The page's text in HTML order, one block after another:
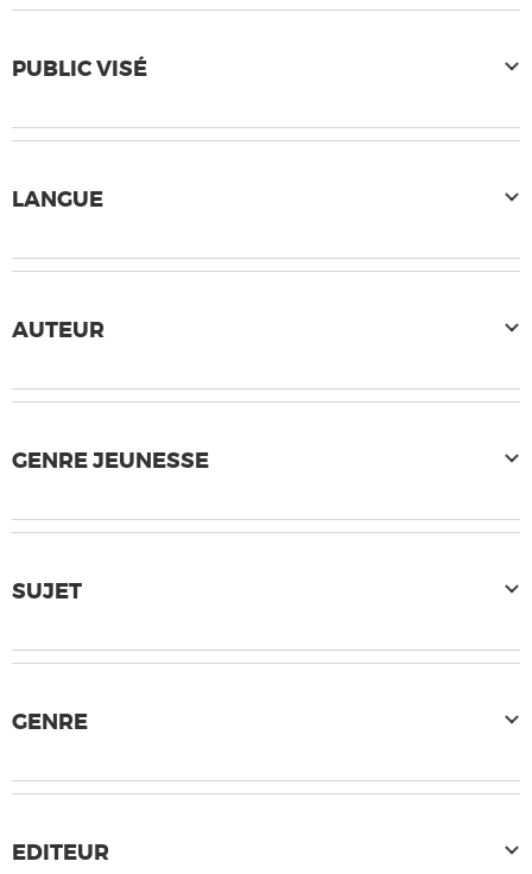
PUBLIC VISÉ
LANGUE
AUTEUR
GENRE JEUNESSE
SUJET
GENRE
EDITEUR